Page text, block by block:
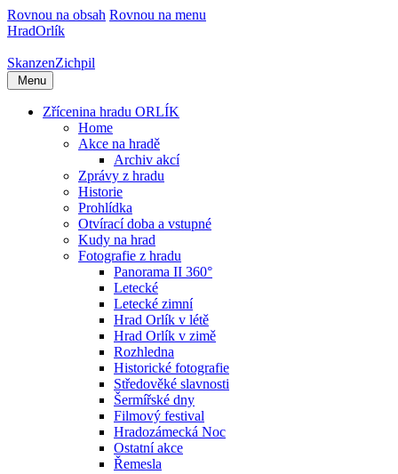
Rovnou na obsah Rovnou na menu
HradOrlík
SkanzenZichpil
Menu
Zřícenina hradu ORLÍK
Home
Akce na hradě
Archiv akcí
Zprávy z hradu
Historie
Prohlídka
Otvírací doba a vstupné
Kudy na hrad
Fotografie z hradu
Panorama II 360°
Letecké
Letecké zimní
Hrad Orlík v létě
Hrad Orlík v zimě
Rozhledna
Historické fotografie
Středověké slavnosti
Šermířské dny
Filmový festival
Hradozámecká Noc
Ostatní akce
Řemesla